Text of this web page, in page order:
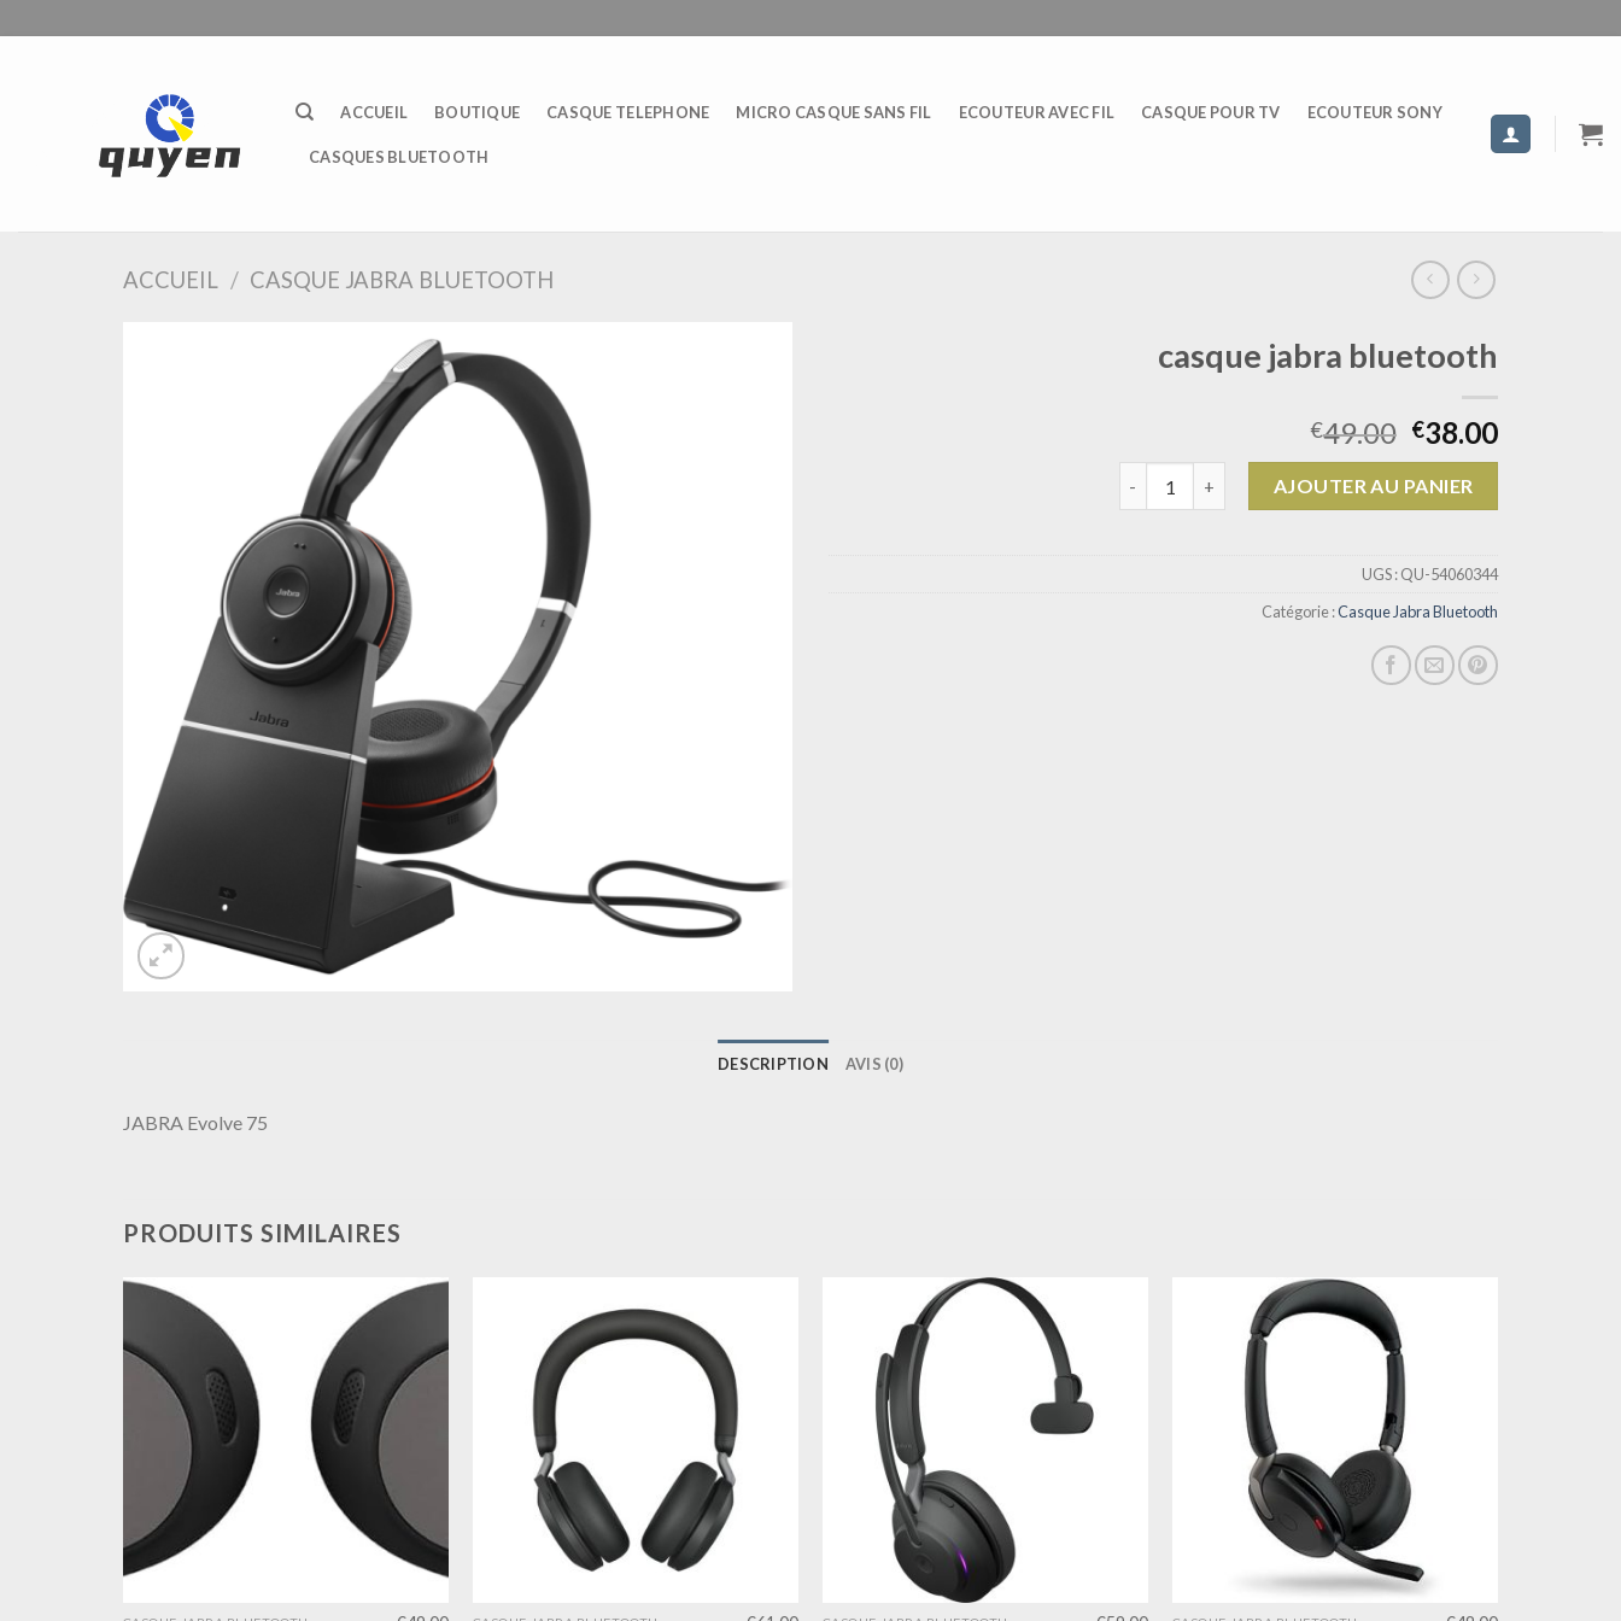
ACCUEIL BOUTIQUE CASQUE TELEPHONE MICRO CASQUE SANS FIL ECOUTEUR AVEC FIL CASQUE POUR TV ECOUTEUR SONY
CASQUES BLUETOOTH
ACCUEIL / CASQUE JABRA BLUETOOTH
casque jabra bluetooth
€49.00 €38.00
AJOUTER AU PANIER
UGS :QU-54060344
Catégorie :Casque Jabra Bluetooth
DESCRIPTION AVIS (0)
JABRA Evolve 75
PRODUITS SIMILAIRES